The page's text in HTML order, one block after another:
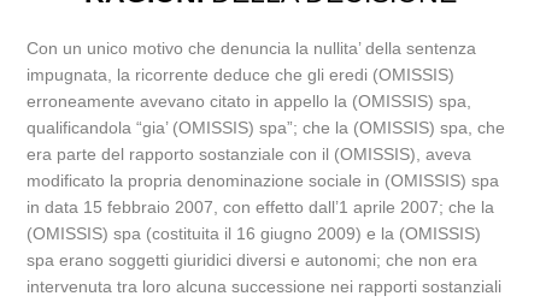
Con un unico motivo che denuncia la nullita’ della sentenza
impugnata, la ricorrente deduce che gli eredi (OMISSIS)
erroneamente avevano citato in appello la (OMISSIS) spa,
qualificandola “gia’ (OMISSIS) spa”; che la (OMISSIS) spa, che
era parte del rapporto sostanziale con il (OMISSIS), aveva
modificato la propria denominazione sociale in (OMISSIS) spa
in data 15 febbraio 2007, con effetto dall’1 aprile 2007; che la
(OMISSIS) spa (costituita il 16 giugno 2009) e la (OMISSIS)
spa erano soggetti giuridici diversi e autonomi; che non era
intervenuta tra loro alcuna successione nei rapporti sostanziali